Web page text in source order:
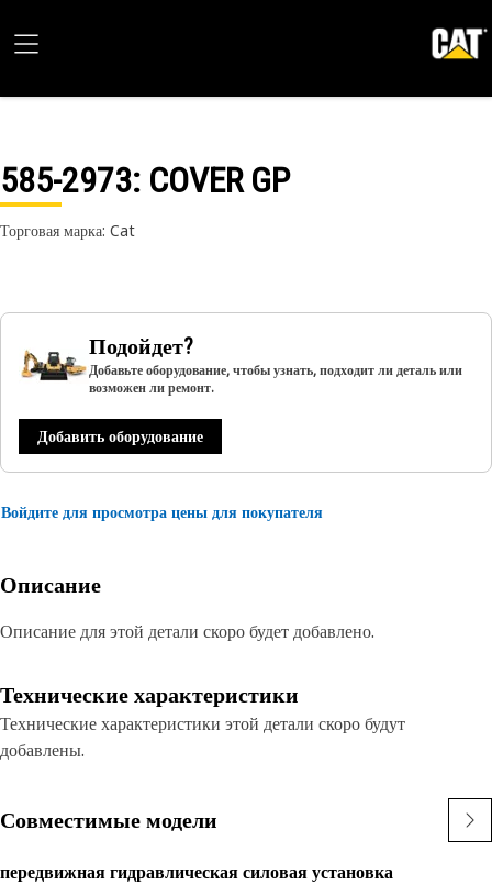
585-2973: COVER GP
Торговая марка: Cat
Подойдет?
Добавьте оборудование, чтобы узнать, подходит ли деталь или
возможен ли ремонт.
Добавить оборудование
Войдите для просмотра цены для покупателя
Описание
Описание для этой детали скоро будет добавлено.
Технические характеристики
Технические характеристики этой детали скоро будут
добавлены.
Совместимые модели
передвижная гидравлическая силовая установка